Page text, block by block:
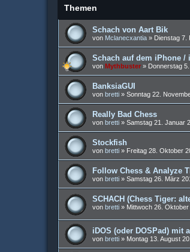
Themen
Schach von Aart Bik
von Mclanecxantia » Dienstag 7.
Schach auf dem iPhone /
von Mythbuster » Donnerstag
BanksiaGUI
von bretti » Sonntag 22.
Really Bad Chess
von bretti » Samstag 21. Januar
Stockfish
von bretti » Freitag 28. Oktober
Follow Chess & Analyze
von bretti » Samstag 26. März
SCHACH (Chess Tiger:
von bretti » Mittwoch 26. Oktober
iDOS (oder DOSPad) mit
von bretti » Montag 13. August